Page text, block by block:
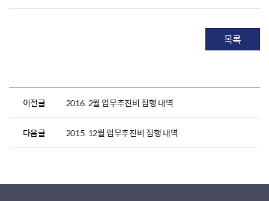
목록
이전글 2016. 2월 업무추진비 집행 내역
다음글 2015. 12월 업무추진비 집행 내역